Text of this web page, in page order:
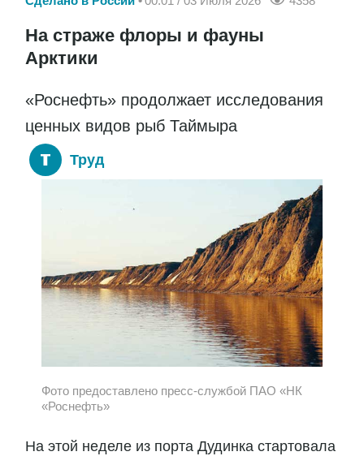
На страже флоры и фауны
Арктики
«Роснефть» продолжает исследования
ценных видов рыб Таймыра
Труд
Фото предоставлено пресс-службой ПАО «НК
«Роснефть»
На этой неделе из порта Дудинка стартовала